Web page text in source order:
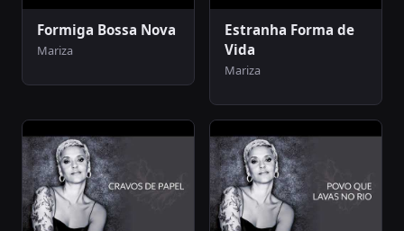
Formiga Bossa Nova
Mariza
Estranha Forma de
Vida
Mariza